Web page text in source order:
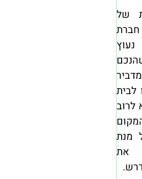
של
את